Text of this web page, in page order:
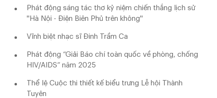
Phát động sáng tác thơ kỷ niệm chiến thắng lịch sử
''Hà Nội - Điện Biên Phủ trên không''
Vĩnh biệt nhạc sĩ Đinh Trầm Ca
Phát động “Giải Báo chí toàn quốc về phòng, chống
HIV/AIDS” năm 2025
Thể lệ Cuộc thi thiết kế biểu trưng Lễ hội Thành
Tuyên